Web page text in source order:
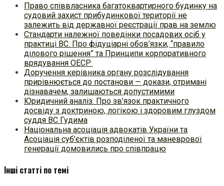
Право співвласника багатоквартирного будинку на
судовий захист прибудинкової території не
залежить від державної реєстрації прав на землю
Стандарти належної поведінки посадових осіб у
практиці ВC. Про фідуціарні обов’язки, “правило
ділового рішення” та Принципи корпоративного
врядування ОЕСР
Доручення керівника органу розслідування
прирівнюється до постанови — докази, отримані
дізнавачем, залишаються допустимими
Юридичний аналіз. Про зв’язок практичного
досвіду з доктриною, логікою і здоровим глуздом
суддя ВС Гудима
Національна асоціація адвокатів України та
Асоціація суб’єктів розподіленої та маневрової
генерації домовились про співпрацю
Інші статті по темі